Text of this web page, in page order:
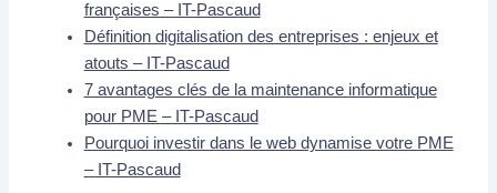
françaises – IT-Pascaud
Définition digitalisation des entreprises : enjeux et
atouts – IT-Pascaud
7 avantages clés de la maintenance informatique
pour PME – IT-Pascaud
Pourquoi investir dans le web dynamise votre PME
– IT-Pascaud